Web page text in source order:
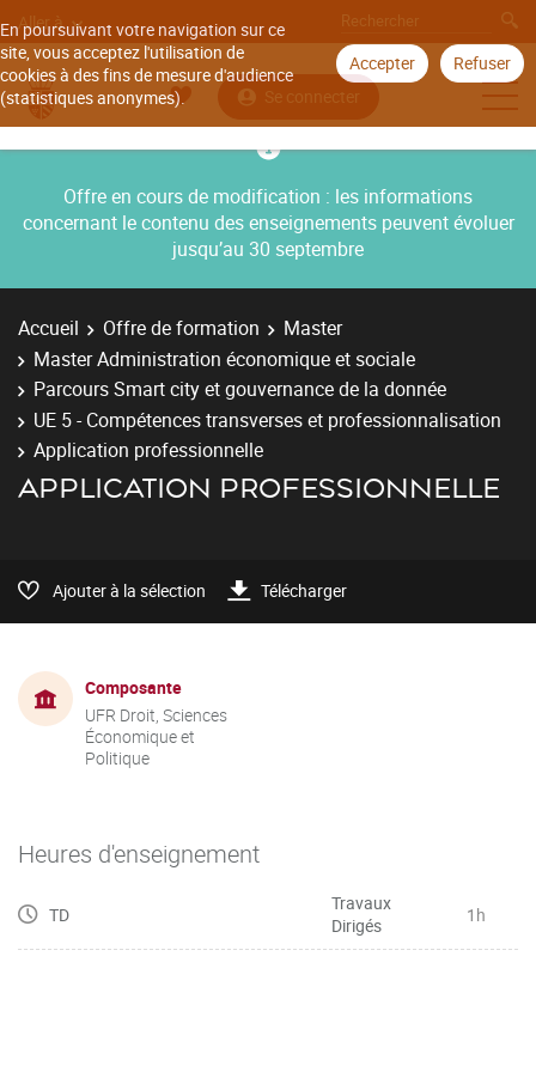
En poursuivant votre navigation sur ce
site, vous acceptez l'utilisation de
cookies à des fins de mesure d'audience
(statistiques anonymes).
Accepter Refuser
Aller à
Se connecter
Offre en cours de modification : les informations
concernant le contenu des enseignements peuvent évoluer
jusqu’au 30 septembre
Accueil Offre de formation
Master
Master Administration économique et sociale
Parcours Smart city et gouvernance de la donnée
UE 5 - Compétences transverses et professionnalisation
Application professionnelle
APPLICATION PROFESSIONNELLE
Ajouter à la sélection Télécharger
Composante
UFR Droit, Sciences
Économique et
Politique
Heures d'enseignement
TD
Travaux
Dirigés
1h